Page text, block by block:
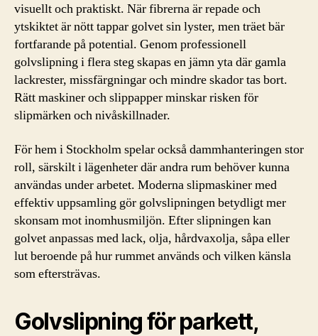
visuellt och praktiskt. När fibrerna är repade och
ytskiktet är nött tappar golvet sin lyster, men träet bär
fortfarande på potential. Genom professionell
golvslipning i flera steg skapas en jämn yta där gamla
lackrester, missfärgningar och mindre skador tas bort.
Rätt maskiner och slippapper minskar risken för
slipmärken och nivåskillnader.
För hem i Stockholm spelar också dammhanteringen stor
roll, särskilt i lägenheter där andra rum behöver kunna
användas under arbetet. Moderna slipmaskiner med
effektiv uppsamling gör golvslipningen betydligt mer
skonsam mot inomhusmiljön. Efter slipningen kan
golvet anpassas med lack, olja, hårdvaxolja, såpa eller
lut beroende på hur rummet används och vilken känsla
som eftersträvas.
Golvslipning för parkett,